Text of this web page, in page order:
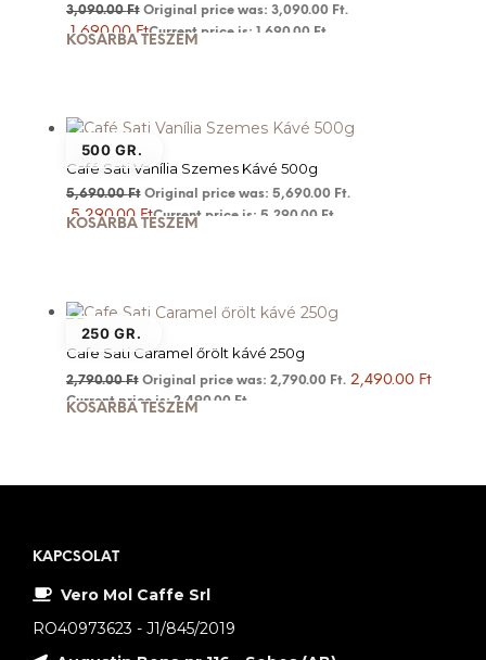
3,090.00Ft Original price was: 3,090.00 Ft.
1,690.00FtCurrent price is: 1,690.00 Ft.
KOSÁRBA TESZEM
500 GR.
Café Sati Vanília Szemes Kávé 500g
5,690.00Ft Original price was: 5,690.00 Ft.
5,290.00 FtCurrent price is: 5,290.00 Ft.
KOSÁRBA TESZEM
250 GR.
Cafe Sati Caramel őrölt kávé 250g
2,790.00Ft Original price was: 2,790.00 Ft. 2,490.00 Ft
Current price is: 2,490.00 Ft.
KOSÁRBA TESZEM
KAPCSOLAT
Vero Mol Caffe Srl
RO40973623 - J1/845/2019